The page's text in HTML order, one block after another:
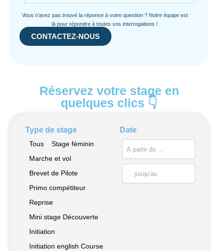
Vous n’avez pas trouvé la réponse à votre question ? Notre équipe est
là pour répondre à toutes vos interrogations !
CONTACTEZ-NOUS
Réservez votre stage en
quelques clics 👇
Type de stage
Tous
Stage féminin
Marche et vol
Brevet de Pilote
Primo compétiteur
Reprise
Mini stage Découverte
Initiation
Initiation english Course
Date